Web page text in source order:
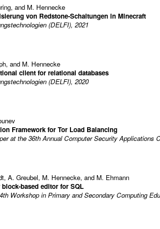
, and M. Hennecke
von Redstone-Schaltungen in Minecraft
(DELFI), 2021
, and M. Hennecke
client for relational databases
(DELFI), 2020
Framework for Tor Load Balancing
at the 36th Annual Computer Security Applications
, A. Greubel, M. Hennecke, and M. Ehmann
based editor for SQL
Workshop in Primary and Secondary Computing